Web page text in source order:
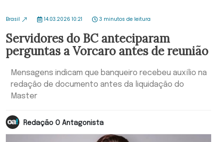
Brasil 14.03.2026 10:21 3 minutos de leitura
Servidores do BC anteciparam
perguntas a Vorcaro antes de reunião
Mensagens indicam que banqueiro recebeu auxílio na
redação de documento antes da liquidação do
Master
Redação O Antagonista